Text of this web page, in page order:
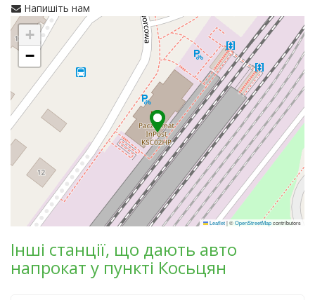
Напишіть нам
+
−
Leaflet|©OpenStreetMapcontributors
Інші станції, що дають авто
напрокат у пункті Косьцян